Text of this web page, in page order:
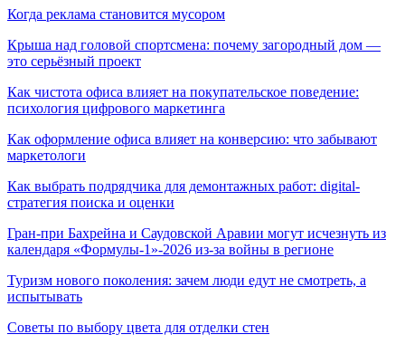
Когда реклама становится мусором
Крыша над головой спортсмена: почему загородный дом —
это серьёзный проект
Как чистота офиса влияет на покупательское поведение:
психология цифрового маркетинга
Как оформление офиса влияет на конверсию: что забывают
маркетологи
Как выбрать подрядчика для демонтажных работ: digital-
стратегия поиска и оценки
Гран-при Бахрейна и Саудовской Аравии могут исчезнуть из
календаря «Формулы-1»-2026 из-за войны в регионе
Туризм нового поколения: зачем люди едут не смотреть, а
испытывать
Советы по выбору цвета для отделки стен